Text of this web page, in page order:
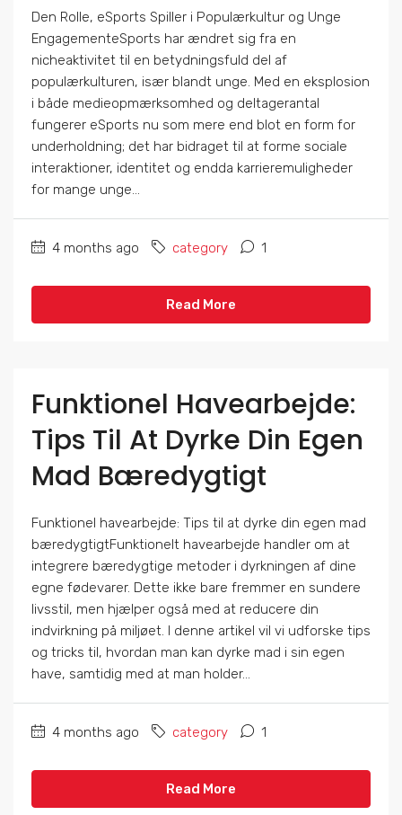
Den Rolle, eSports Spiller i Populærkultur og Unge
EngagementeSports har ændret sig fra en
nicheaktivitet til en betydningsfuld del af
populærkulturen, især blandt unge. Med en eksplosion
i både medieopmærksomhed og deltagerantal
fungerer eSports nu som mere end blot en form for
underholdning; det har bidraget til at forme sociale
interaktioner, identitet og endda karrieremuligheder
for mange unge...
4 months ago category 1
Read More
Funktionel Havearbejde:
Tips Til At Dyrke Din Egen
Mad Bæredygtigt
Funktionel havearbejde: Tips til at dyrke din egen mad
bæredygtigtFunktionelt havearbejde handler om at
integrere bæredygtige metoder i dyrkningen af dine
egne fødevarer. Dette ikke bare fremmer en sundere
livsstil, men hjælper også med at reducere din
indvirkning på miljøet. I denne artikel vil vi udforske tips
og tricks til, hvordan man kan dyrke mad i sin egen
have, samtidig med at man holder...
4 months ago category 1
Read More